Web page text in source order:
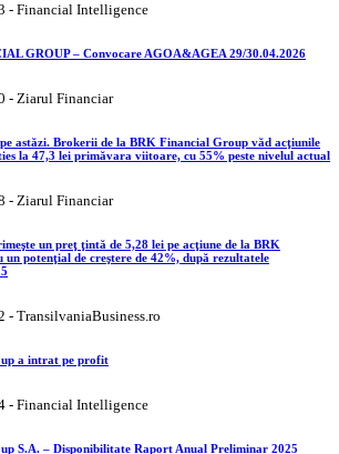
- Financial Intelligence
GROUP – Convocare AGOA&AGEA 29/30.04.2026
- Ziarul Financiar
astăzi. Brokerii de la BRK Financial Group văd acţiunile
la 47,3 lei primăvara viitoare, cu 55% peste nivelul actual
- Ziarul Financiar
un preţ ţintă de 5,28 lei pe acţiune de la BRK
un potenţial de creştere de 42%, după rezultatele
- TransilvaniaBusiness.ro
a intrat pe profit
- Financial Intelligence
S.A. – Disponibilitate Raport Anual Preliminar 2025